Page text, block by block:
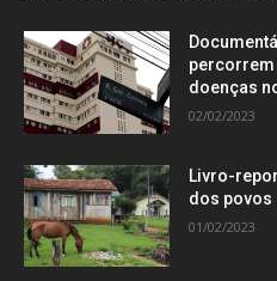
percorrem
doenças
02/02/2023
Livro-
dos povos
01/02/2023